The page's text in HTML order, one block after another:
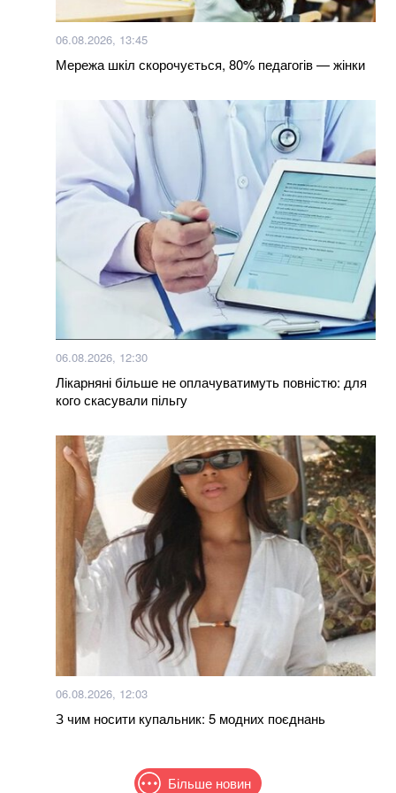
Рівень води підніметься до 20 см: українців
попереджають про затоплення
Більше новин
06.08.2026, 13:45
Мережа шкіл скорочується, 80% педагогів — жінки
06.08.2026, 12:30
Лікарняні більше не оплачуватимуть повністю: для
кого скасували пільгу
06.08.2026, 12:03
З чим носити купальник: 5 модних поєднань
Більше новин